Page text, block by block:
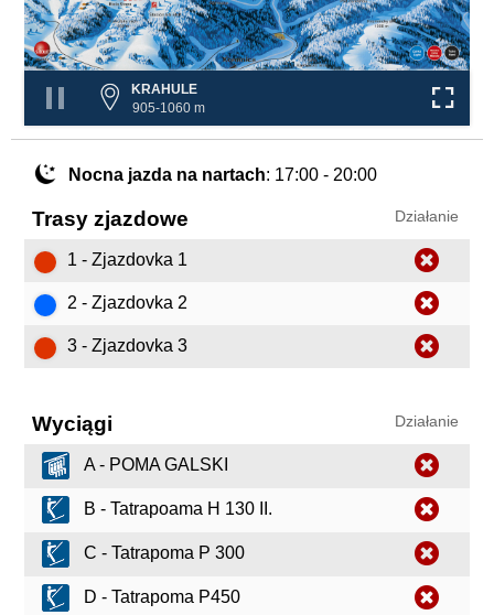
KRAHULE
905-1060 m
Nocna jazda na nartach: 17:00 - 20:00
Trasy zjazdowe Działanie
1 - Zjazdovka 1
2 - Zjazdovka 2
3 - Zjazdovka 3
Wyciągi Działanie
A - POMA GALSKI
B - Tatrapoama H 130 II.
C - Tatrapoma P 300
D - Tatrapoma P450